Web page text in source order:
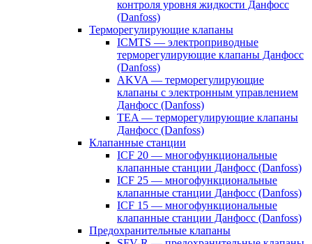
контроля уровня жидкости Данфосс
(Danfoss)
Терморегулирующие клапаны
ICMTS — электроприводные
терморегулирующие клапаны Данфосс
(Danfoss)
AKVA — терморегулирующие
клапаны с электронным управлением
Данфосс (Danfoss)
TEA — терморегулирующие клапаны
Данфосс (Danfoss)
Клапанные станции
ICF 20 — многофункциональные
клапанные станции Данфосс (Danfoss)
ICF 25 — многофункциональные
клапанные станции Данфосс (Danfoss)
ICF 15 — многофункциональные
клапанные станции Данфосс (Danfoss)
Предохранительные клапаны